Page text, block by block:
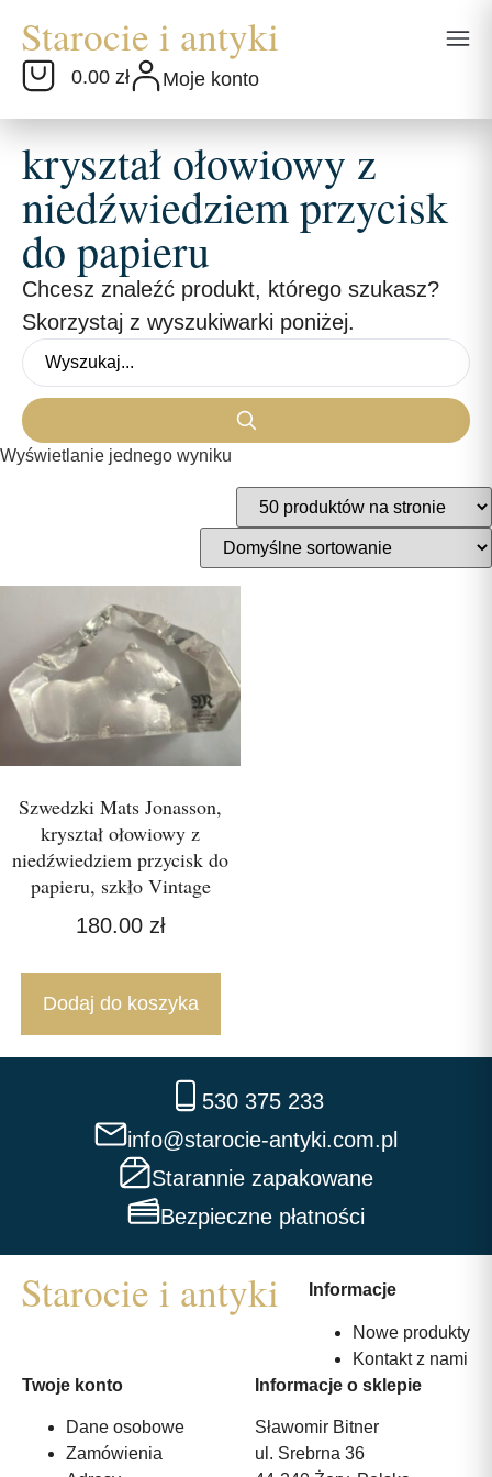
0.00 zł Moje konto
kryształ ołowiowy z
niedźwiedziem przycisk
do papieru
Chcesz znaleźć produkt, którego szukasz?
Skorzystaj z wyszukiwarki poniżej.
Wyświetlanie jednego wyniku
Szwedzki Mats Jonasson,
kryształ ołowiowy z
niedźwiedziem przycisk do
papieru, szkło Vintage
180.00 zł
Dodaj do koszyka
530 375 233
info@starocie-antyki.com.pl
Starannie zapakowane
Bezpieczne płatności
Informacje
Nowe produkty
Kontakt z nami
Twoje konto
Dane osobowe
Zamówienia
Informacje o sklepie
Sławomir Bitner
ul. Srebrna 36